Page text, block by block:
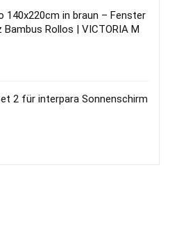
140x220cm in braun – Fenster
Rollos | VICTORIA M
2 für interpara Sonnenschirm